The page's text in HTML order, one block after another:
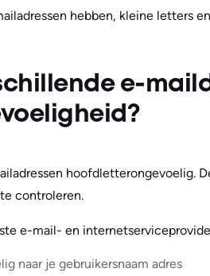
hebben, kleine letters
e-
hoofdletterongevoelig.
controleren.
e-mail- en
naar je gebruikersnaam adres